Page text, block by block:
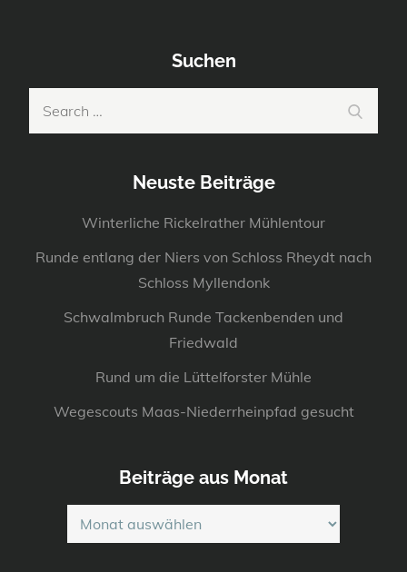
Suchen
Neuste Beiträge
Winterliche Rickelrather Mühlentour
Runde entlang der Niers von Schloss Rheydt nach
Schloss Myllendonk
Schwalmbruch Runde Tackenbenden und
Friedwald
Rund um die Lüttelforster Mühle
Wegescouts Maas-Niederrheinpfad gesucht
Beiträge aus Monat
Beiträge
aus